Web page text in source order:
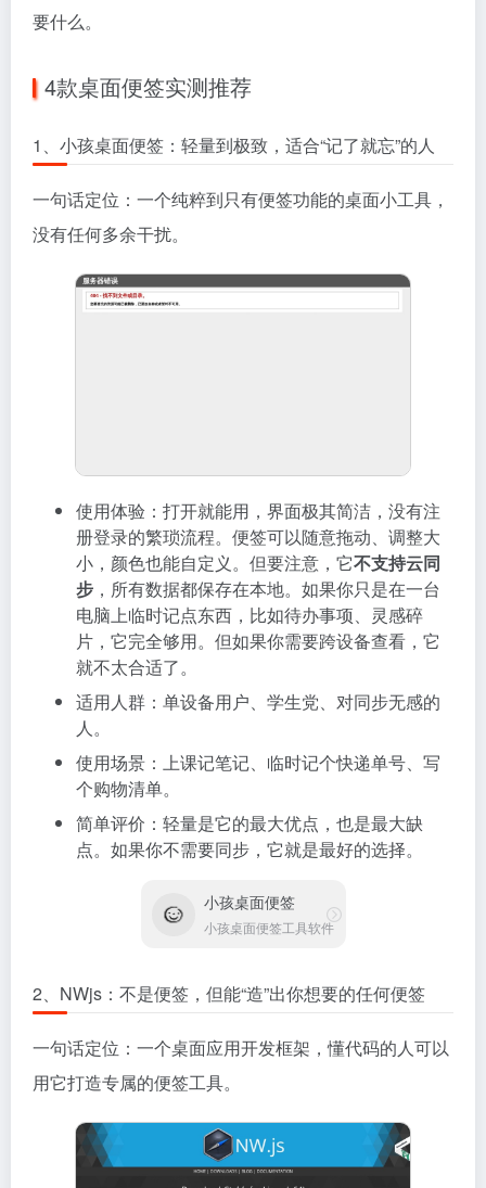
要什么。
4款桌面便签实测推荐
1、小孩桌面便签：轻量到极致，适合“记了就忘”的人
一句话定位：一个纯粹到只有便签功能的桌面小工具，
没有任何多余干扰。
使用体验：打开就能用，界面极其简洁，没有注
册登录的繁琐流程。便签可以随意拖动、调整大
小，颜色也能自定义。但要注意，它不支持云同
步 ，所有数据都保存在本地。如果你只是在一台
电脑上临时记点东西，比如待办事项、灵感碎
片，它完全够用。但如果你需要跨设备查看，它
就不太合适了。
适用人群：单设备用户、学生党、对同步无感的
人。
使用场景：上课记笔记、临时记个快递单号、写
个购物清单。
简单评价：轻量是它的最大优点，也是最大缺
点。如果你不需要同步，它就是最好的选择。
小孩桌面便签
小孩桌面便签工具软件
2、NWjs：不是便签，但能“造”出你想要的任何便签
一句话定位：一个桌面应用开发框架，懂代码的人可以
用它打造专属的便签工具。